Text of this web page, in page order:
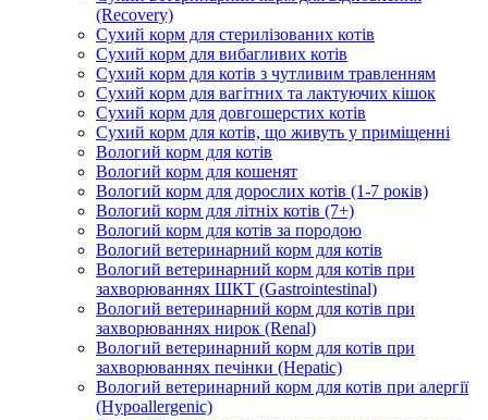
(Recovery)
Сухий корм для стерилізованих котів
Сухий корм для вибагливих котів
Сухий корм для котів з чутливим травленням
Сухий корм для вагітних та лактуючих кішок
Сухий корм для довгошерстих котів
Сухий корм для котів, що живуть у приміщенні
Вологий корм для котів
Вологий корм для кошенят
Вологий корм для дорослих котів (1-7 років)
Вологий корм для літніх котів (7+)
Вологий корм для котів за породою
Вологий ветеринарний корм для котів
Вологий ветеринарний корм для котів при
захворюваннях ШКТ (Gastrointestinal)
Вологий ветеринарний корм для котів при
захворюваннях нирок (Renal)
Вологий ветеринарний корм для котів при
захворюваннях печінки (Hepatic)
Вологий ветеринарний корм для котів при алергії
(Hypoallergenic)